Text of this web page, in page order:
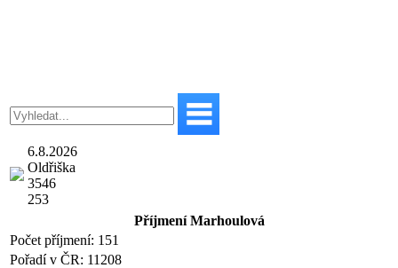
6.8.2026
Oldřiška
3546
253
PříjmeníMarhoulová
Počet příjmení: 151
Pořadí v ČR: 11208